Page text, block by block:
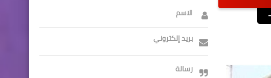
الاسم
بريد إلكتروني
رسالة